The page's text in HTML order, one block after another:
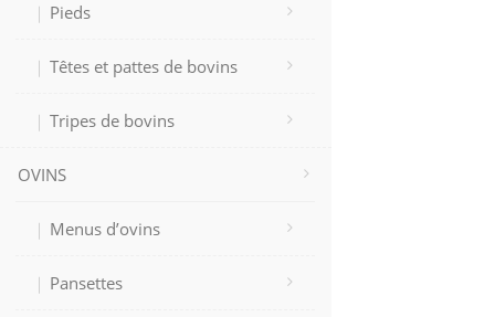
Pieds
Têtes et pattes de bovins
Tripes de bovins
OVINS
Menus d’ovins
Pansettes